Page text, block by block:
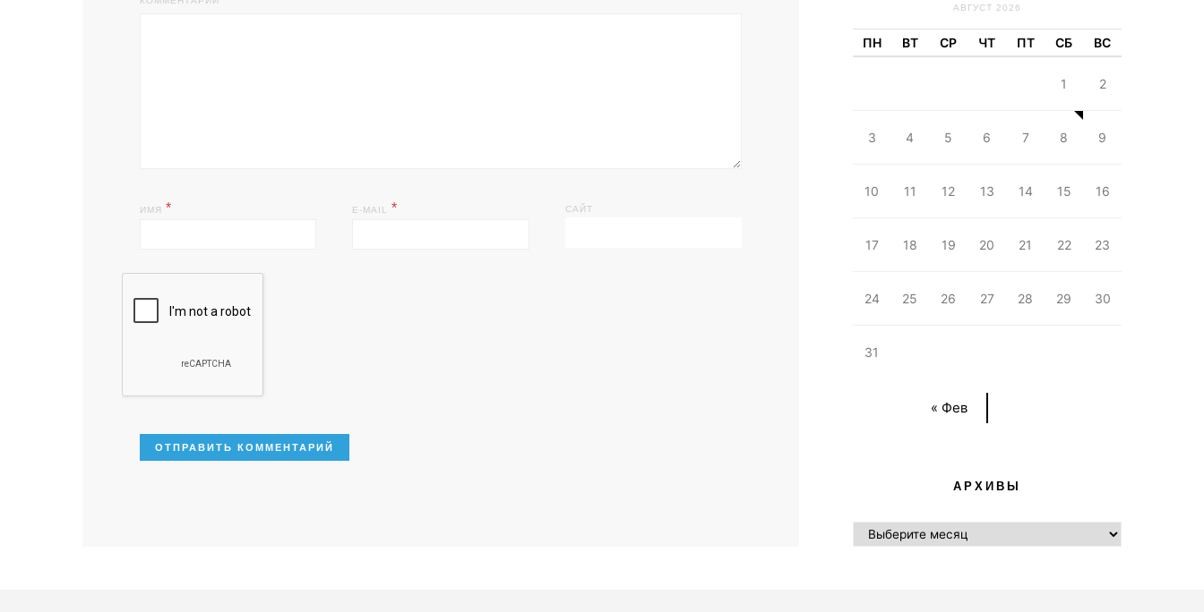
ИМЯ * E-MAIL * САЙТ
АВГУСТ 2026
ПН ВТ СР ЧТ ПТ СБ ВС
« Фев
1 2
3 4 5 6 7 8 9
10 11 12 13 14 15 16
17 18 19 20 21 22 23
24 25 26 27 28 29 30
31
АРХИВЫ
АРХИВЫ